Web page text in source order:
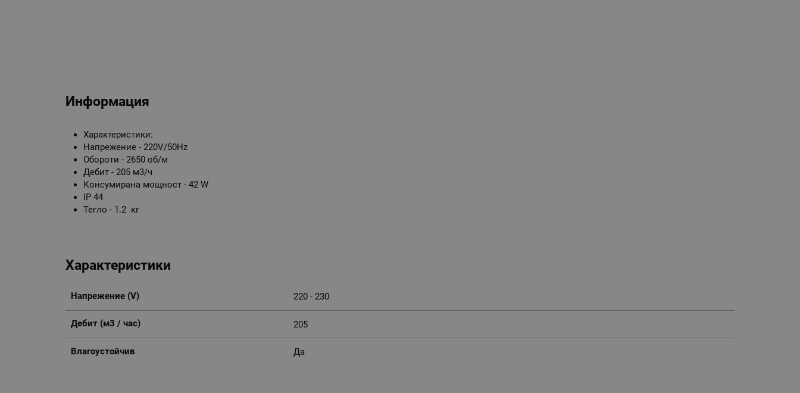
Информация
Характеристики:
Напрежение - 220V/50Hz
Обороти - 2650 об/м
Дебит - 205 м3/ч
Консумирана мощност - 42 W
IP 44
Тегло - 1.2 кг
Характеристики
Напрежение (V) 220 - 230
Дебит (м3 / час) 205
Влагоустойчив Да